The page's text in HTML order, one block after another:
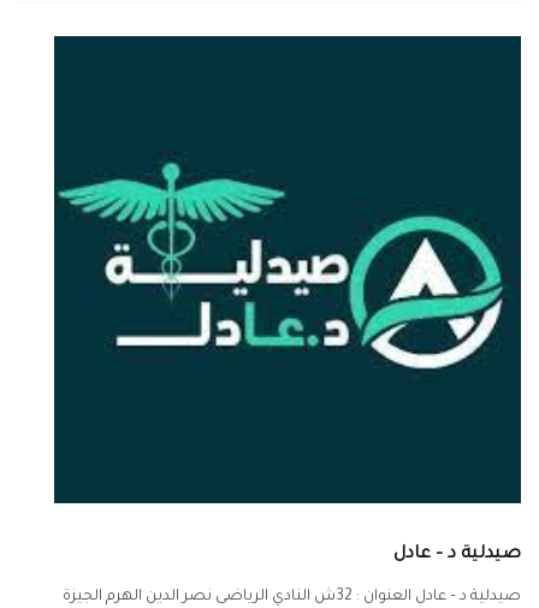
صيدلية د – عادل
صيدلية د – عادل العنوان : 32ش النادي الرياضى نصر الدين الهرم الجيزة